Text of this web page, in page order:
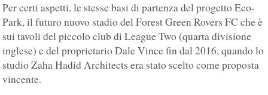
Per certi aspetti, le stesse basi di partenza del progetto Eco-
Park, il futuro nuovo stadio del Forest Green Rovers FC che è
sui tavoli del piccolo club di League Two (quarta divisione
inglese) e del proprietario Dale Vince fin dal 2016, quando lo
studio Zaha Hadid Architects era stato scelto come proposta
vincente.